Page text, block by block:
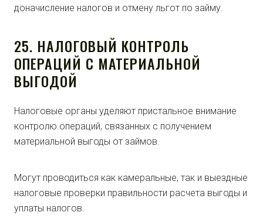
доначисление налогов и отмену льгот по займу.
25. НАЛОГОВЫЙ КОНТРОЛЬ
ОПЕРАЦИЙ С МАТЕРИАЛЬНОЙ
ВЫГОДОЙ
Налоговые органы уделяют пристальное внимание
контролю операций, связанных с получением
материальной выгоды от займов.
Могут проводиться как камеральные, так и выездные
налоговые проверки правильности расчета выгоды и
уплаты налогов.